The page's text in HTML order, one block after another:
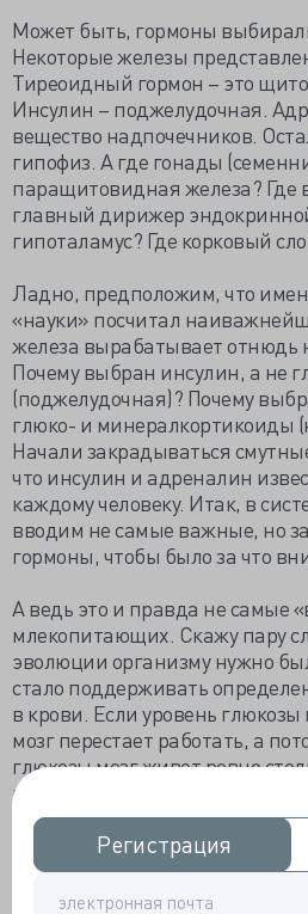
Регистрация
Регистрация
Может быть, гормоны
Некоторые железы
Тиреоидный гормон – это
Инсулин – поджелудочная.
вещество надпочечников.
гипофиз. А где гонады
паращитовидная железа? Где
главный дирижер
гипоталамус? Где корковый
Ладно, предположим, что
«науки» посчитал
железа вырабатывает отнюдь
Почему выбран инсулин, а не
(поджелудочная)? Почему
глюко- и минералкортикоиды
Начали закрадываться
что инсулин и адреналин
каждому человеку. Итак, в
вводим не самые важные, но
гормоны, чтобы было за что
А ведь это и правда не самые
млекопитающих. Скажу пару
эволюции организму нужно
стало поддерживать
в крови. Если уровень
мозг перестает работать, а
глюкозы мозг живет ровно
кислорода, поэтому в
целая система защиты от ее
гормонов нацелены на подъём,
инсулин – как бы про запас
человечество страдает скорее